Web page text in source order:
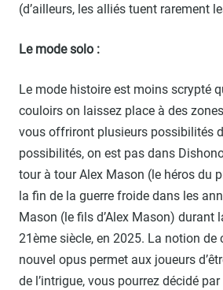
(d’ailleurs, les alliés tuent rarement
Le mode solo :
Le mode histoire est moins scrypté
couloirs on laissez place à des
vous offriront plusieurs possibilités
possibilités, on est pas dans
tour à tour Alex Mason (le héros du
la fin de la guerre froide dans les
Mason (le fils d’Alex Mason) durant
21ème siècle, en 2025. La notion de
nouvel opus permet aux joueurs
de l’intrigue, vous pourrez décidé